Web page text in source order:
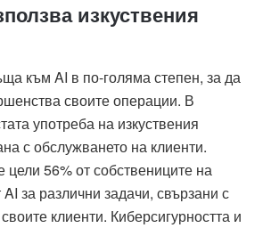
изкуствения
към AI в по-голяма степен, за да
своите операции. В
употреба на изкуствения
с обслужването на клиенти.
цели 56% от собствениците на
за различни задачи, свързани с
клиенти. Киберсигурността и